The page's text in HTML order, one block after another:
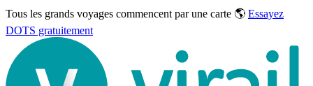
Tous les grands voyages commencent par une carte 🌎 Essayez
DOTS gratuitement